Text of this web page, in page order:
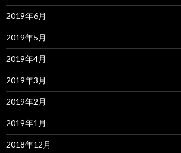
2019年6月
2019年5月
2019年4月
2019年3月
2019年2月
2019年1月
2018年12月